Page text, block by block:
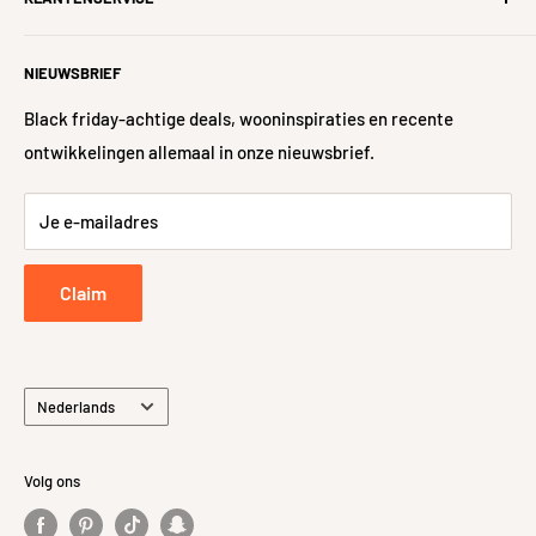
Glansgraad Glans
Over ons
Nieuwe woning?
Algemene voorwaarden
Sitemap
Veelgestelde vragen
Levering
48-uurs controle
Retour- en Terugbetalingsbeleid
Retourneren
Privacybeleid
NIEUWSBRIEF
Black friday-achtige deals, wooninspiraties en recente
ontwikkelingen allemaal in onze nieuwsbrief.
Je e-mailadres
Claim
Taal
Nederlands
Volg ons